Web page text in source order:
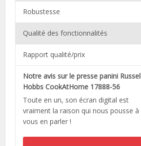
Robustesse
Qualité des fonctionnalités
Rapport qualité/prix
Notre avis sur le presse panini Russel
Hobbs CookAtHome 17888-56
Toute en un, son écran digital est
vraiment la raison qui nous pousse à
vous en parler !